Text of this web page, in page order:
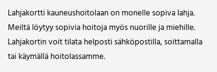
Lahjakortti kauneushoitolaan on monelle sopiva lahja.
Meiltä löytyy sopivia hoitoja myös nuorille ja miehille.
Lahjakortin voit tilata helposti sähköpostilla, soittamalla
tai käymällä hoitolassamme.